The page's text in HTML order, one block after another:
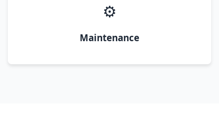
⚙️
Maintenance